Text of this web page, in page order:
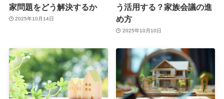
家問題をどう解決するか
2025年10月14日
う活用する？家族会議の進
め方
2025年10月10日